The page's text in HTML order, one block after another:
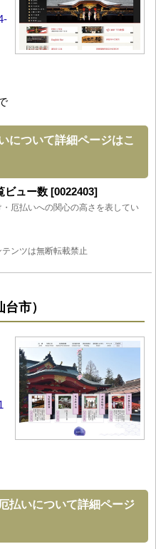
について詳細ページはこ
ビュー数 [0022403]
厄払いへの関心の高さを表してい
ンツは無断転載禁止
市）
払いについて詳細ページ